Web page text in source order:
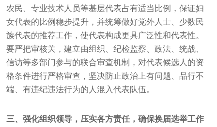
农民、专业技术人员等基层代表占有适当比例，保证妇
女代表的比例稳步提升，并统筹做好党外人士、少数民
族代表的推荐工作，使代表构成更具广泛性和代表性。
要严把审核关，建立由组织、纪检监察、政法、统战、
信访等多部门参与的联合审查机制，对代表候选人的资
格条件进行严格审查，坚决防止政治上有问题、品行不
端、有违纪违法行为的人混入代表队伍。
三、强化组织领导，压实各方责任，确保换届选举工作